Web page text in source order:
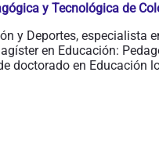
y Tecnológica de
y Deportes, especialista
en Educación:
doctorado en Educación